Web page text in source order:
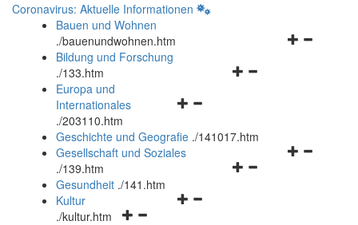
Coronavirus: Aktuelle Informationen
Bauen und Wohnen
./bauenundwohnen.htm
Navigationsmenü
Bildung und Forschung
./133.htm
Navigationsmenü
und
schließen
Europa und
Internationales
./203110.htm
Geschichte und Geografie ./141017.htm
Navigationsmenü
Gesellschaft und Soziales
./139.htm
Navigationsmenü
Gesundheit ./141.htm
Navigationsmenü
Kultur
./kultur.htm